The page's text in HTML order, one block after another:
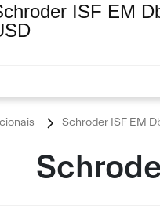
ISF EM
Schroder ISF EM